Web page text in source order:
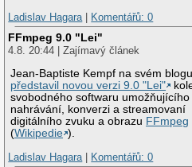
Ladislav Hagara | Komentářů: 0
FFmpeg 9.0 "Lei"
4.8. 20:44 | Zajímavý článek
Jean-Baptiste Kempf na svém blogu
představil novou verzi 9.0 "Lei"
svobodného softwaru umožňujícího
nahrávání, konverzi a streamovaní
digitálního zvuku a obrazu FFmpeg
(Wikipedie ).
Ladislav Hagara | Komentářů: 0